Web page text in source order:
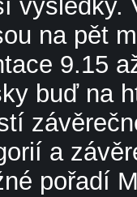
výsledky.
na pět
9.15
buď na
a
pořadí